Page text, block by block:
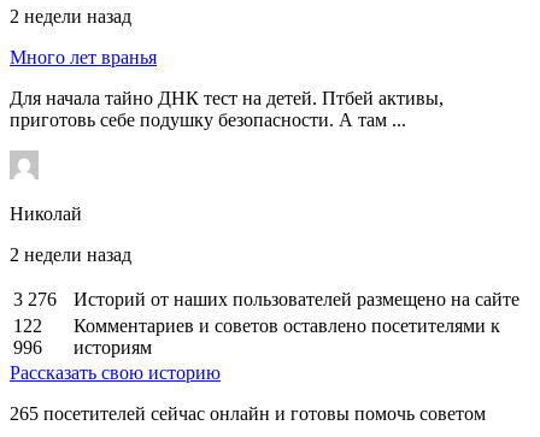
2 недели назад
Много лет вранья
Для начала тайно ДНК тест на детей. Птбей активы,
приготовь себе подушку безопасности. А там ...
Николай
2 недели назад
3 276
Историй от наших пользователей размещено на сайте
122
996
Комментариев и советов оставлено посетителями к
историям
Рассказать свою историю
265 посетителей сейчас онлайн и готовы помочь советом